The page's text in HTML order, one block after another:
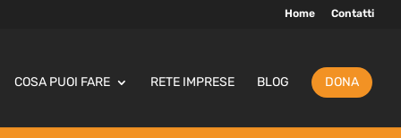
Home Contatti
COSA PUOI FARE RETE IMPRESE BLOG DONA